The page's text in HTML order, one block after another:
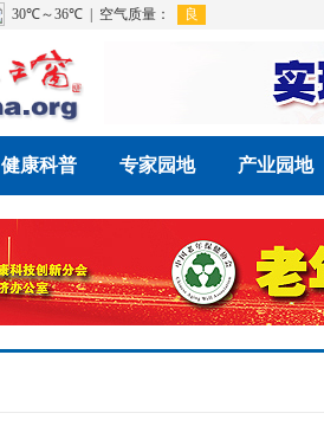
健康科普 专家园地 产业园地